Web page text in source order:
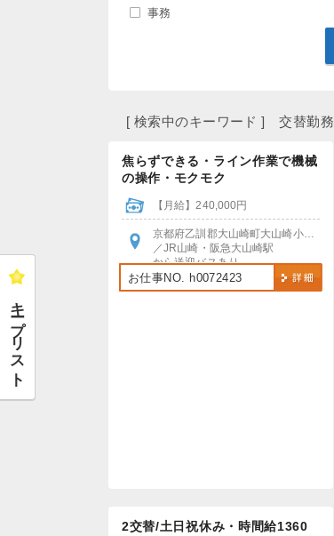
事務
[ 検索中のキーワード ] 交替勤務
焦らずできる・ライン作業で機械
の操作・モクモク
【月給】240,000円
京都府乙訓郡大山崎町大山崎小泉1
／JR山崎・阪急大山崎駅
から送迎バスあり
お仕事NO. h0072423
2交替/土日祝休み・時間給1360
キープリスト